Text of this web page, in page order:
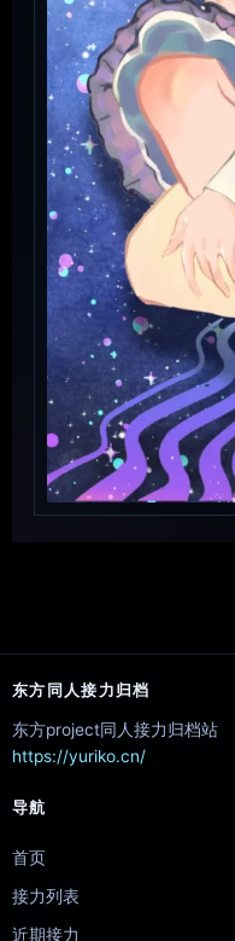
东方同人接力归档
东方project同人接力归档站
https://yuriko.cn/
导航
首页
接力列表
近期接力